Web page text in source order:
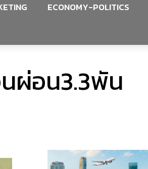
ECONOMY-POLITICS
ผ่อน3.3พัน